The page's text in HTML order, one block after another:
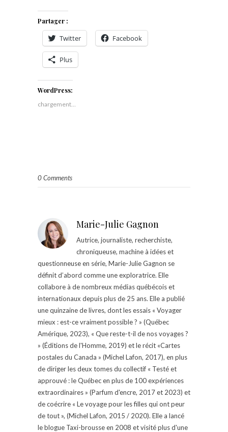
Partager :
Twitter Facebook
Plus
WordPress:
chargement…
0 Comments
Marie-Julie Gagnon
Autrice, journaliste, recherchiste,
chroniqueuse, machine à idées et
questionneuse en série, Marie-Julie Gagnon se
définit d’abord comme une exploratrice. Elle
collabore à de nombreux médias québécois et
internationaux depuis plus de 25 ans. Elle a publié
une quinzaine de livres, dont les essais « Voyager
mieux : est-ce vraiment possible ? » (Québec
Amérique, 2023), « Que reste-t-il de nos voyages ?
» (Éditions de l'Homme, 2019) et le récit «Cartes
postales du Canada » (Michel Lafon, 2017), en plus
de diriger les deux tomes du collectif « Testé et
approuvé : le Québec en plus de 100 expériences
extraordinaires » (Parfum d'encre, 2017 et 2023) et
de coécrire « Le voyage pour les filles qui ont peur
de tout », (Michel Lafon, 2015 / 2020). Elle a lancé
le blogue Taxi-brousse en 2008 et visité plus d'une